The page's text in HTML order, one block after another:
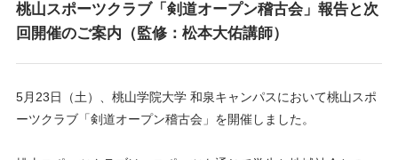
桃山スポーツクラブ「剣道オープン稽古会」報告と次
回開催のご案内（監修：松本大佑講師）
5月23日（土）、桃山学院大学 和泉キャンパスにおいて桃山スポ
ーツクラブ「剣道オープン稽古会」を開催しました。